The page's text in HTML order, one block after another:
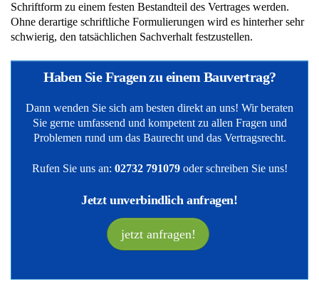
Schriftform zu einem festen Bestandteil des Vertrages werden.
Ohne derartige schriftliche Formulierungen wird es hinterher sehr
schwierig, den tatsächlichen Sachverhalt festzustellen.
Haben Sie Fragen zu einem Bauvertrag?
Dann wenden Sie sich am besten direkt an uns! Wir beraten
Sie gerne umfassend und kompetent zu allen Fragen und
Problemen rund um das Baurecht und das Vertragsrecht.
Rufen Sie uns an: 02732 791079oder schreiben Sie uns!
Jetzt unverbindlich anfragen!
jetzt anfragen!